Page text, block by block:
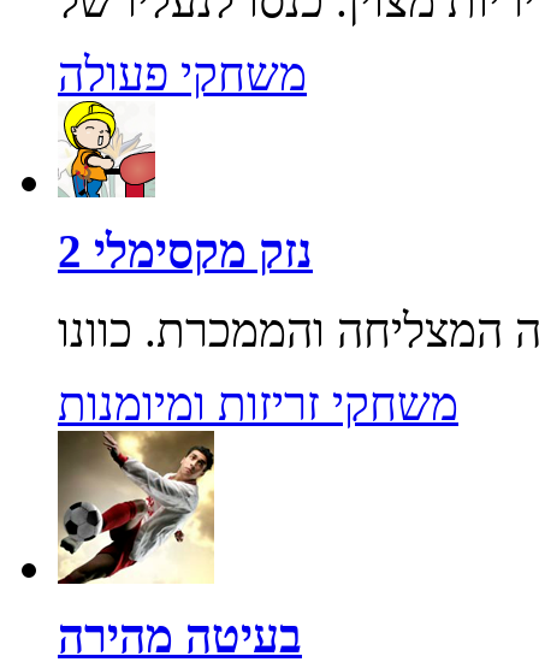
משחקי פעולה
נזק מקסימלי 2
משחקי זריזות ומיומנות
בעיטה מהירה